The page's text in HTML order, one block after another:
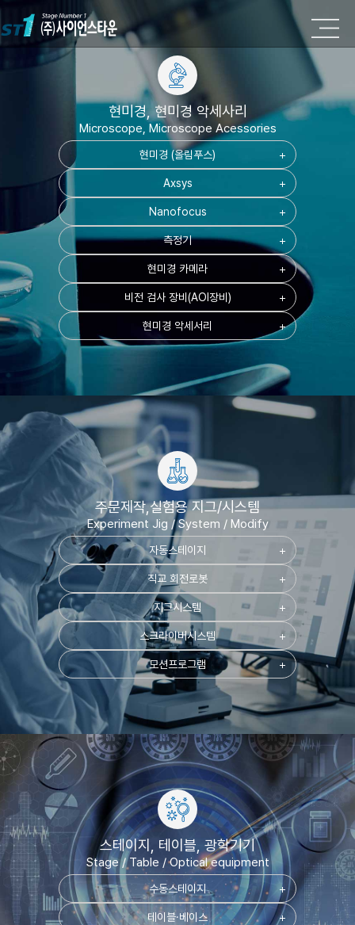
현미경, 현미경 악세사리
Microscope, Microscope Acessories
현미경 (올림푸스) add
Axsys add
Nanofocus add
측정기 add
현미경 카메라 add
비전 검사 장비(AOI장비) add
현미경 악세서리 add
주문제작,실험용 지그/시스템
Experiment Jig / System / Modify
자동스테이지 add
직교 회전로봇 add
지그시스템 add
스크라이버시스템 add
모션프로그램 add
스테이지, 테이블, 광학기기
Stage / Table / Optical equipment
수동스테이지 add
테이블·베이스 add